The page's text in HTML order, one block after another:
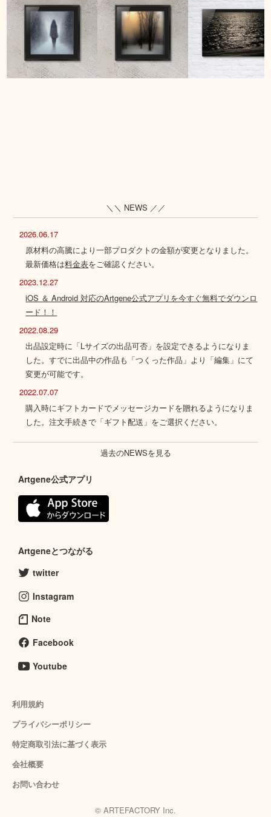
＼＼ NEWS ／／
2026.06.17
原材料の高騰により一部プロダクトの金額が変更となりました。
最新価格は料金表をご確認ください。
2023.12.27
iOS ＆ Android 対応のArtgene公式アプリを今すぐ無料でダウンロ
ード！！
2022.08.29
出品設定時に「Lサイズの出品可否」を設定できるようになりま
した。すでに出品中の作品も「つくった作品」より「編集」にて
変更が可能です。
2022.07.07
購入時にギフトカードでメッセージカードを贈れるようになりま
した。注文手続きで「ギフト配送」をご選択ください。
過去のNEWSを見る
Artgene公式アプリ
Artgeneとつながる
twitter
Instagram
Note
Facebook
Youtube
利用規約
プライバシーポリシー
特定商取引法に基づく表示
会社概要
お問い合わせ
© ARTEFACTORY Inc.